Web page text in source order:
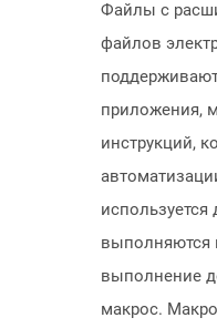
Файлы с
файлов
приложения,
инструкций,
выполняются
выполнение
макрос.